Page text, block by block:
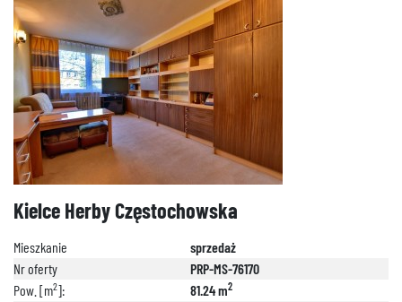
Kielce Herby Częstochowska
Mieszkanie
sprzedaż
Nr oferty
PRP-MS-76170
Pow. [m2]: 81.24 m2